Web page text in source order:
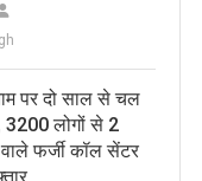
पर दो साल से चल
3200 लोगों से 2
फर्जी कॉल सेंटर